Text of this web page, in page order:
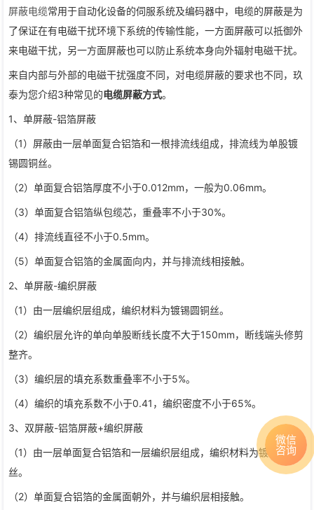
屏蔽电缆常用于自动化设备的伺服系统及编码器中，电缆的屏蔽是为
了保证在有电磁干扰环境下系统的传输性能，一方面屏蔽可以抵御外
来电磁干扰，另一方面屏蔽也可以防止系统本身向外辐射电磁干扰。
来自内部与外部的电磁干扰强度不同，对电缆屏蔽的要求也不同，玖
泰为您介绍3种常见的电缆屏蔽方式。
1、单屏蔽-铝箔屏蔽
（1）屏蔽由一层单面复合铝箔和一根排流线组成，排流线为单股镀
锡圆铜丝。
（2）单面复合铝箔厚度不小于0.012mm，一般为0.06mm。
（3）单面复合铝箔纵包缆芯，重叠率不小于30%。
（4）排流线直径不小于0.5mm。
（5）单面复合铝箔的金属面向内，并与排流线相接触。
2、单屏蔽-编织屏蔽
（1）由一层编织层组成，编织材料为镀锡圆铜丝。
（2）编织层允许的单向单股断线长度不大于150mm，断线端头修剪
整齐。
（3）编织层的填充系数重叠率不小于5%。
（4）编织的填充系数不小于0.41，编织密度不小于65%。
3、双屏蔽-铝箔屏蔽+编织屏蔽
（1）由一层单面复合铝箔和一层编织层组成，编织材料为镀锡圆铜
丝。
（2）单面复合铝箔的金属面朝外，并与编织层相接触。
微信
咨询